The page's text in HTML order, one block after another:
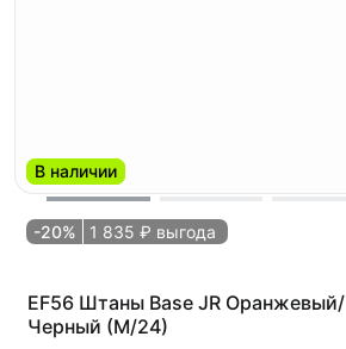
В наличии
-20% 1 835 ₽ выгода
EF56 Штаны Base JR Оранжевый/
Черный (M/24)